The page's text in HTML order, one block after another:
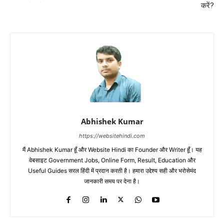
करें?
Abhishek Kumar
https://websitehindi.com
मैं Abhishek Kumar हूँ और Website Hindi का Founder और Writer हूँ। यह
वेबसाइट Government Jobs, Online Form, Result, Education और
Useful Guides सरल हिंदी में प्रदान करती है। हमारा उद्देश्य सही और भरोसेमंद
जानकारी समय पर देना है।